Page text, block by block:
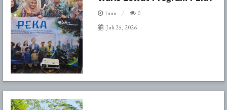
1min
0
Juli 25, 2026